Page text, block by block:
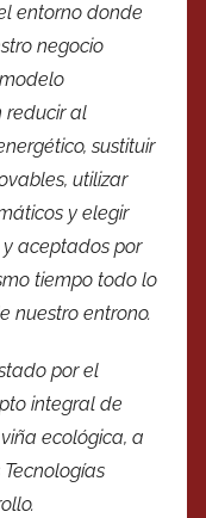
entorno donde
negocio
reducir al
sustituir
utilizar
y elegir
aceptados por
tiempo todo lo
nuestro entrono.
por el
integral de
ecológica, a